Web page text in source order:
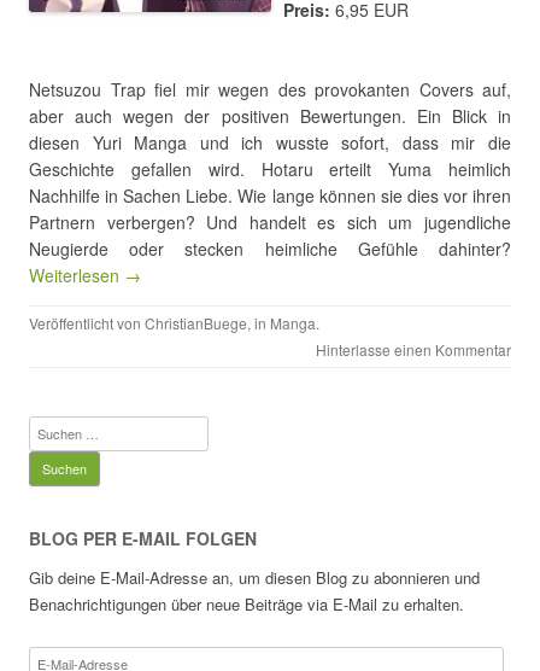
Preis: 6,95 EUR
Netsuzou Trap fiel mir wegen des provokanten Covers auf,
aber auch wegen der positiven Bewertungen. Ein Blick in
diesen Yuri Manga und ich wusste sofort, dass mir die
Geschichte gefallen wird. Hotaru erteilt Yuma heimlich
Nachhilfe in Sachen Liebe. Wie lange können sie dies vor ihren
Partnern verbergen? Und handelt es sich um jugendliche
Neugierde oder stecken heimliche Gefühle dahinter?
Weiterlesen →
Veröffentlicht von ChristianBuege, in Manga.
Hinterlasse einen Kommentar
Suchen
nach:
BLOG PER E-MAIL FOLGEN
Gib deine E-Mail-Adresse an, um diesen Blog zu abonnieren und
Benachrichtigungen über neue Beiträge via E-Mail zu erhalten.
E-